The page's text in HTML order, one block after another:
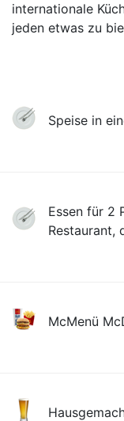
internationale
jeden etwas zu
Speise in
Essen für 2
Restaurant,
McMenü